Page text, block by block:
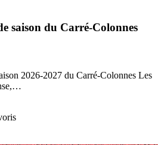
saison du Carré-Colonnes
2026-2027 du Carré-Colonnes Les